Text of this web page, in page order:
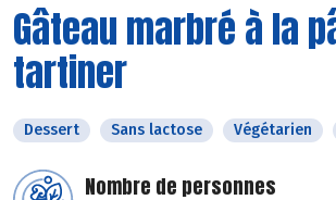
Gâteau marbré à la
tartiner
Dessert Sans lactose Végétarien
Nombre de personnes